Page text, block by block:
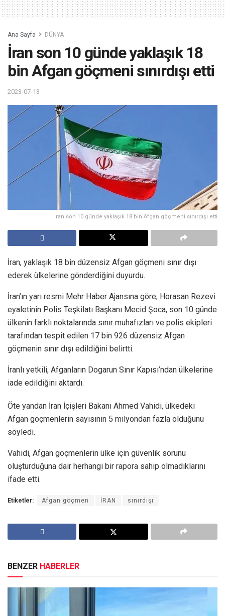
Ana Sayfa DÜNYA
İran son 10 günde yaklaşık 18
bin Afgan göçmeni sınırdışı etti
2023-07-13
İran son 10 günde yaklaşık 18 bin Afgan göçmeni sınırdışı etti
İran, yaklaşık 18 bin düzensiz Afgan göçmeni sınır dışı
ederek ülkelerine gönderdiğini duyurdu.
İran’ın yarı resmi Mehr Haber Ajansına göre, Horasan Rezevi
eyaletinin Polis Teşkilatı Başkanı Mecid Şoca, son 10 günde
ülkenin farklı noktalarında sınır muhafızları ve polis ekipleri
tarafından tespit edilen 17 bin 926 düzensiz Afgan
göçmenin sınır dışı edildiğini belirtti.
İranlı yetkili, Afganların Dogarun Sınır Kapısı’ndan ülkelerine
iade edildiğini aktardı.
Öte yandan İran İçişleri Bakanı Ahmed Vahidi, ülkedeki
Afgan göçmenlerin sayısının 5 milyondan fazla olduğunu
söyledi.
Vahidi, Afgan göçmenlerin ülke için güvenlik sorunu
oluşturduğuna dair herhangi bir rapora sahip olmadıklarını
ifade etti.
Etiketler: Afgan göçmen İRAN sınırdışı
BENZER HABERLER